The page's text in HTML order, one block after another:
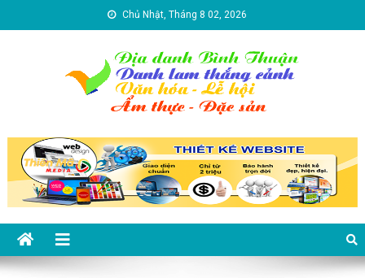
Chủ Nhật, Tháng 8 02, 2026
Địa danh Bình Thuận – Du lịch
Bình Thuận